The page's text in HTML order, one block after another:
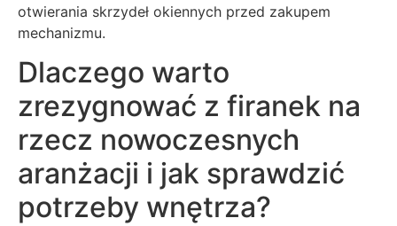
otwierania skrzydeł okiennych przed zakupem
mechanizmu.
Dlaczego warto
zrezygnować z firanek na
rzecz nowoczesnych
aranżacji i jak sprawdzić
potrzeby wnętrza?